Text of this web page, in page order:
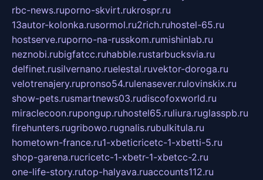
rbc-news.ruporno-skvirt.rukrospr.ru
13autor-kolonka.rusormol.ru2rich.ruhostel-65.ru
hostserve.ruporno-na-russkom.rumishinlab.ru
neznobi.rubigfatcc.ruhabble.rustarbucksvia.ru
delfinet.rusilvernano.ruelestal.ruvektor-doroga.ru
velotrenajery.rupronso54.rulenasever.rulovinskix.ru
show-pets.rusmartnews03.rudiscofoxworld.ru
miraclecoon.rupongup.ruhostel65.ruliura.ruglasspb.ru
firehunters.rugribowo.rugnalis.rubulkitula.ru
hometown-france.ru1-xbeticricetc-1-xbetti-5.ru
shop-garena.rucricetc-1-xbetr-1-xbetcc-2.ru
one-life-story.rutop-halyava.ruaccounts112.ru